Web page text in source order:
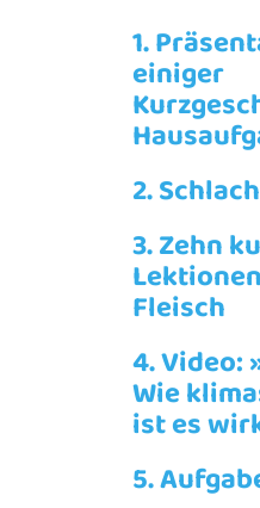
1.
einiger
2.
3. Zehn
Fleisch
4. Video:
Wie
ist es
5.